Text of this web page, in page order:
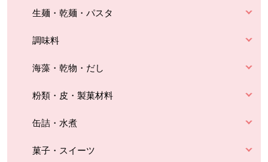
生麺・乾麺・パスタ
調味料
海藻・乾物・だし
粉類・皮・製菓材料
缶詰・水煮
菓子・スイーツ